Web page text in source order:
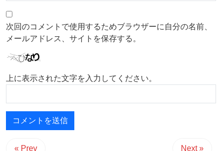
次回のコメントで使用するためブラウザーに自分の名前、
メールアドレス、サイトを保存する。
上に表示された文字を入力してください。
« Prev Next »